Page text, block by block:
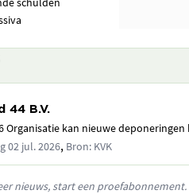
44 B.V.
Organisatie kan nieuwe
02 jul. 2026, Bron: KVK
nieuws, start een proefabonnement.